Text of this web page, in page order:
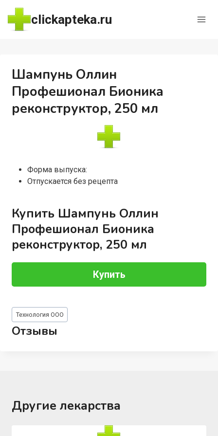
Перейти
содержимому
clickapteka.ru
Шампунь Оллин
Профешионал Бионика
реконструктор, 250 мл
Форма выпуска:
Отпускается без рецепта
Купить Шампунь Оллин
Профешионал Бионика
реконструктор, 250 мл
Купить
Метки
записи:
Технология ООО
Отзывы
Другие лекарства